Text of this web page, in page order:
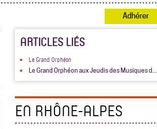
Adhérer
ARTICLES LIÉS
Le Grand Orphéon
Le Grand Orphéon aux Jeudis des Musiques d...
EN RHÔNE-ALPES